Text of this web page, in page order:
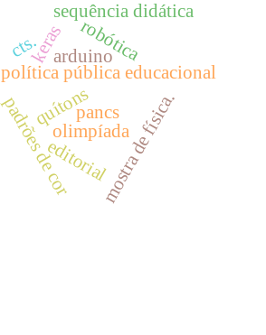
editorial
padrões de cor mostra de física.
política pública educacional
quítons
olimpíada
robótica
keras
sequência didática
cts. arduino
pancs